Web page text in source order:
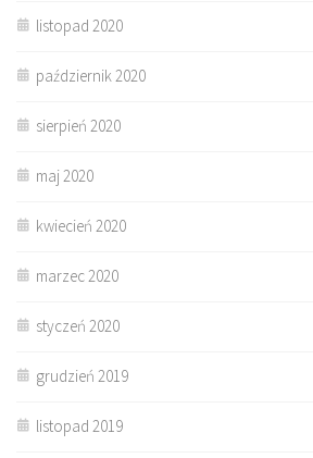
listopad 2020
październik 2020
sierpień 2020
maj 2020
kwiecień 2020
marzec 2020
styczeń 2020
grudzień 2019
listopad 2019